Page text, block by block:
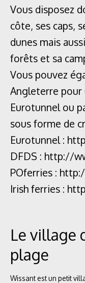
Vous disposez
côte, ses caps,
dunes mais
forêts et sa
Vous pouvez
Angleterre pour
Eurotunnel ou
sous forme de
Eurotunnel :
DFDS : http://
POferries :
Irish ferries :
Le village
plage
Wissant est un petit